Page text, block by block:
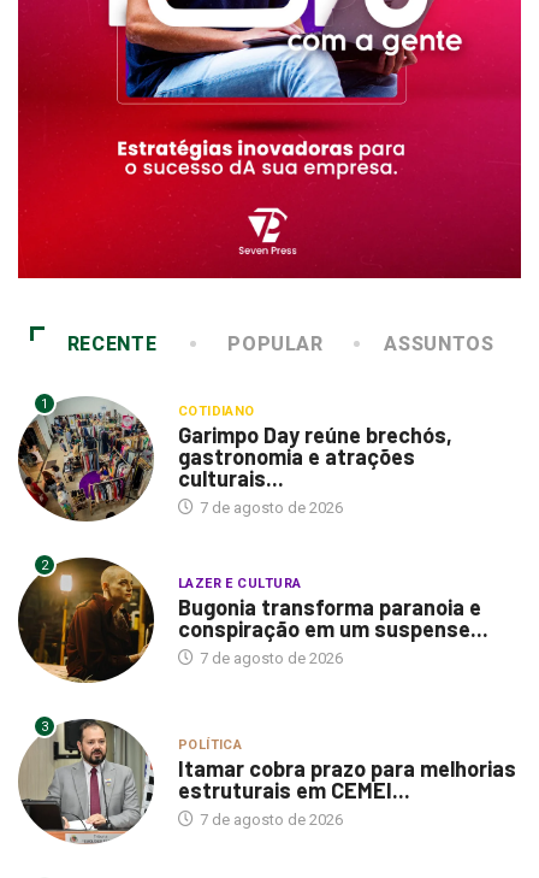
RECENTE POPULAR ASSUNTOS
1 COTIDIANO
Garimpo Day reúne brechós,
gastronomia e atrações
culturais...
7 de agosto de 2026
2
LAZER E CULTURA
Bugonia transforma paranoia e
conspiração em um suspense...
7 de agosto de 2026
3
POLÍTICA
Itamar cobra prazo para melhorias
estruturais em CEMEI...
7 de agosto de 2026